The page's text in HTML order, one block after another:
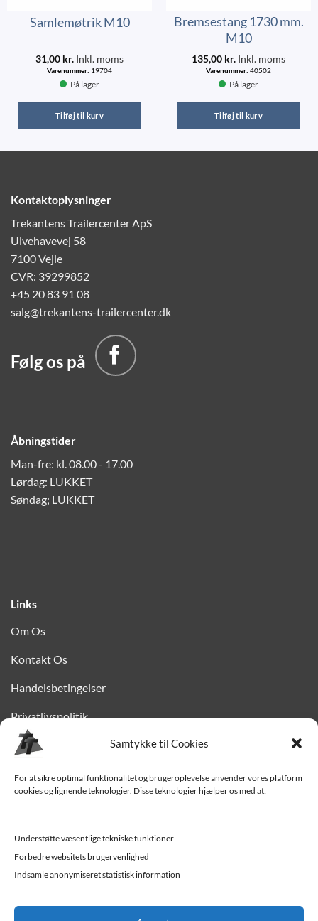
Samtykke til Cookies
For at sikre optimal funktionalitet og brugeroplevelse anvender vores platform
cookies og lignende teknologier. Disse teknologier hjælper os med at:
Understøtte væsentlige tekniske funktioner
Forbedre websitets brugervenlighed
Indsamle anonymiseret statistisk information
Samlemøtrik M10
31,00 kr. Inkl. moms
Varenummer: 19704
På lager
Tilføj til kurv
Bremsestang 1730 mm.
M10
135,00 kr. Inkl. moms
Varenummer: 40502
På lager
Tilføj til kurv
Kontaktoplysninger
Trekantens Trailercenter ApS
Ulvehavevej 58
7100 Vejle
CVR: 39299852
+45 20 83 91 08
salg@trekantens-trailercenter.dk
Følg os på
Åbningstider
Man-fre: kl. 08.00 - 17.00
Lørdag: LUKKET
Søndag; LUKKET
Links
Om Os
Kontakt Os
Handelsbetingelser
Privatlivspolitik
Finansiering
Levering til Sjælland
Værksted